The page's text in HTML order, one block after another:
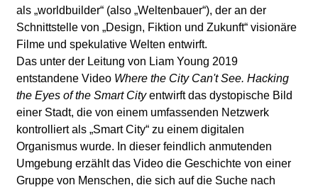
a
b
o
als „worldbuilder“ (also „Weltenbauer“), der an der
Schnittstelle von „Design, Fiktion und Zukunft“ visionäre
Filme und spekulative Welten entwirft.
Das unter der Leitung von Liam Young 2019
entstandene Video Where the City Can't See. Hacking
the Eyes of the Smart Cityentwirft das dystopische Bild
einer Stadt, die von einem umfassenden Netzwerk
kontrolliert als „Smart City“ zu einem digitalen
Organismus wurde. In dieser feindlich anmutenden
Umgebung erzählt das Video die Geschichte von einer
Gruppe von Menschen, die sich auf die Suche nach